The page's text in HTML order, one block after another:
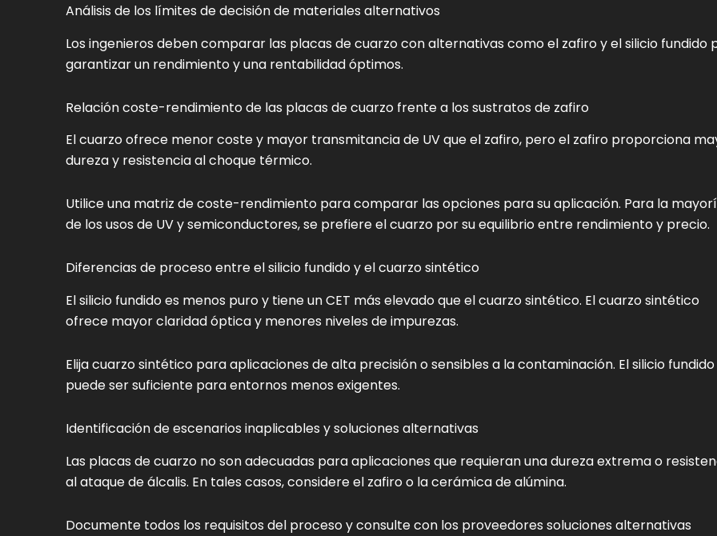
Análisis de los límites de decisión de materiales alternativos
Los ingenieros deben comparar las placas de cuarzo con alternativas como el zafiro y el silicio fundido
garantizar un rendimiento y una rentabilidad óptimos.
Relación coste-rendimiento de las placas de cuarzo frente a los sustratos de zafiro
El cuarzo ofrece menor coste y mayor transmitancia de UV que el zafiro, pero el zafiro proporciona
dureza y resistencia al choque térmico.
Utilice una matriz de coste-rendimiento para comparar las opciones para su aplicación. Para la
de los usos de UV y semiconductores, se prefiere el cuarzo por su equilibrio entre rendimiento y precio.
Diferencias de proceso entre el silicio fundido y el cuarzo sintético
El silicio fundido es menos puro y tiene un CET más elevado que el cuarzo sintético. El cuarzo sintético
ofrece mayor claridad óptica y menores niveles de impurezas.
Elija cuarzo sintético para aplicaciones de alta precisión o sensibles a la contaminación. El silicio fundido
puede ser suficiente para entornos menos exigentes.
Identificación de escenarios inaplicables y soluciones alternativas
Las placas de cuarzo no son adecuadas para aplicaciones que requieran una dureza extrema o
al ataque de álcalis. En tales casos, considere el zafiro o la cerámica de alúmina.
Documente todos los requisitos del proceso y consulte con los proveedores soluciones alternativas